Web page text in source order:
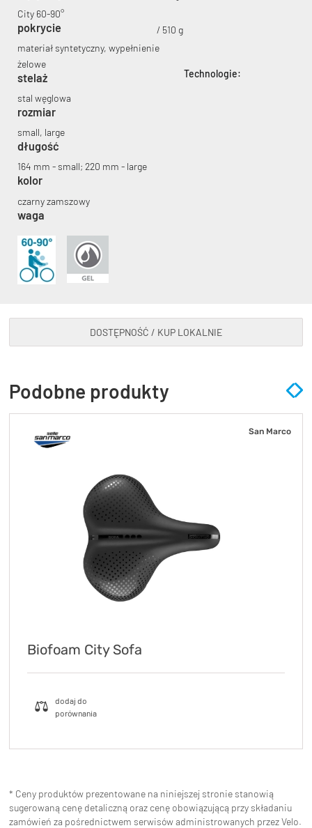
KryptoFlex Key Cable
34,90 zł*
City 60-90°
pokrycie
materiał syntetyczny, wypełnienie
żelowe
stelaż
stal węglowa
rozmiar
small, large
długość
164 mm - small; 220 mm - large
kolor
czarny zamszowy
waga
/ 510 g
Technologie:
DOSTĘPNOŚĆ / KUP LOKALNIE
Podobne produkty
San Marco
Biofoam City Sofa
* Ceny produktów prezentowane na niniejszej stronie stanowią
sugerowaną cenę detaliczną oraz cenę obowiązującą przy składaniu
zamówień za pośrednictwem serwisów administrowanych przez Velo.